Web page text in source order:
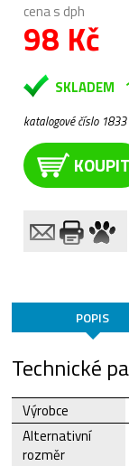
cena s dph
98 Kč
SKLADEM
katalogové číslo
KOUPIT
POPIS
Technické
Výrobce
Alternativní
rozměr